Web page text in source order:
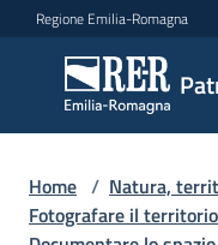
Vai al contenuto
Vai alla navigazione
Vai al footer
Regione Emilia-Romagna
culturale
Argomenti
Home / Natura,
Fotografare il territorio